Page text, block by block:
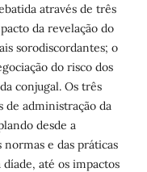
através de três
da revelação do
sorodiscordantes; o
do risco dos
conjugal. Os três
de administração da
desde a
e das práticas
até os impactos